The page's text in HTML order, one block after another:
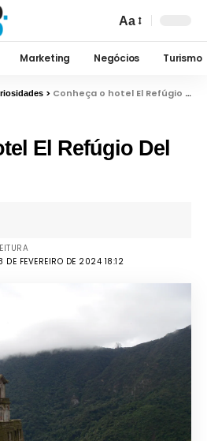
Aa
Marketing Negócios Turismo
> Conheça o hotel El Refúgio Del Salto
El Refúgio Del
FEVEREIRO DE 2024 18:12